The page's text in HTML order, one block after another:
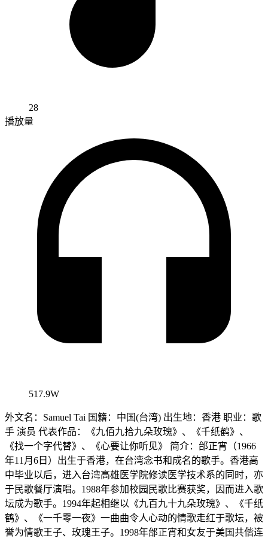
28
播放量
517.9W
外文名：Samuel Tai 国籍：中国(台湾) 出生地：香港 职业：歌
手 演员 代表作品：《九佰九拾九朵玫瑰》、《千纸鹤》、
《找一个字代替》、《心要让你听见》 简介：邰正宵（1966
年11月6日）出生于香港，在台湾念书和成名的歌手。香港高
中毕业以后，进入台湾高雄医学院修读医学技术系的同时，亦
于民歌餐厅演唱。1988年参加校园民歌比赛获奖，因而进入歌
坛成为歌手。1994年起相继以《九百九十九朵玫瑰》、《千纸
鹤》、《一千零一夜》一曲曲令人心动的情歌走红于歌坛，被
誉为情歌王子、玫瑰王子。1998年邰正宵和女友于美国共偕连